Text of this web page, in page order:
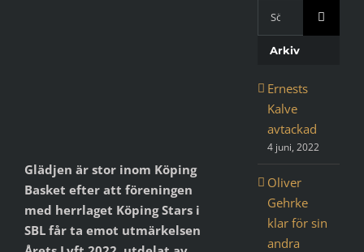
Glädjen är stor inom Köping
Basket efter att föreningen
med herrlaget Köping Stars i
SBL får ta emot utmärkelsen
Google:
Arkiv
Ernests
Kalve
avtackad
4 juni, 2022
Oliver
Gehrke
klar för sin
andra